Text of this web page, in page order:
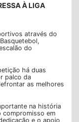
À LIGA
através do
do
há duas
palco da
as melhores
na história
compromisso em
e o apoio